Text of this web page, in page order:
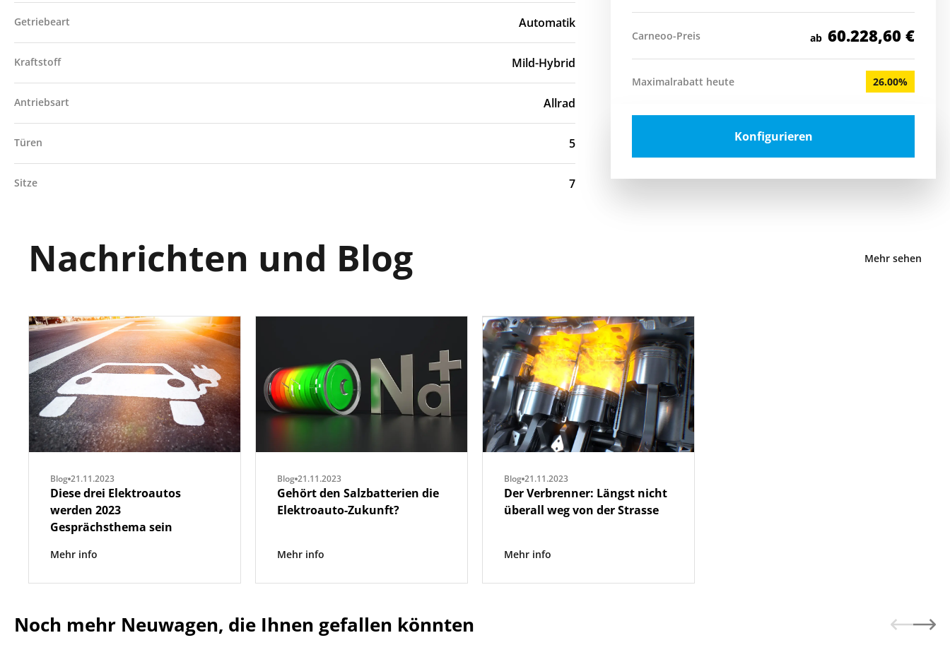
Getriebeart Automatik
Kraftstoff Mild-Hybrid
Antriebsart Allrad
Türen 5
Sitze 7
Carneoo-Preis ab 60.228,60 €
Maximalrabatt heute 26.00%
Konfigurieren
Nachrichten und Blog Mehr sehen
Blog 21.11.2023
Diese drei Elektroautos
werden 2023
Gesprächsthema sein
Mehr info
Blog 21.11.2023
Gehört den Salzbatterien die
Elektroauto-Zukunft?
Mehr info
Blog 21.11.2023
Der Verbrenner: Längst nicht
überall weg von der Strasse
Mehr info
Noch mehr Neuwagen, die Ihnen gefallen könnten